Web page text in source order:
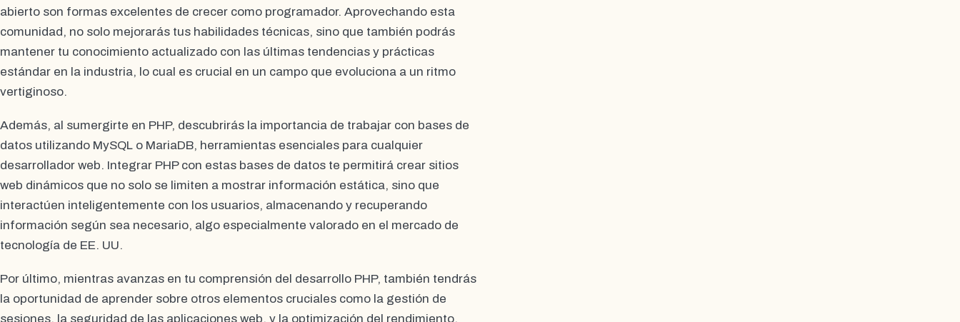
abierto son formas excelentes de crecer como programador. Aprovechando esta
comunidad, no solo mejorarás tus habilidades técnicas, sino que también podrás
mantener tu conocimiento actualizado con las últimas tendencias y prácticas
estándar en la industria, lo cual es crucial en un campo que evoluciona a un ritmo
vertiginoso.
Además, al sumergirte en PHP, descubrirás la importancia de trabajar con bases de
datos utilizando MySQL o MariaDB, herramientas esenciales para cualquier
desarrollador web. Integrar PHP con estas bases de datos te permitirá crear sitios
web dinámicos que no solo se limiten a mostrar información estática, sino que
interactúen inteligentemente con los usuarios, almacenando y recuperando
información según sea necesario, algo especialmente valorado en el mercado de
tecnología de EE. UU.
Por último, mientras avanzas en tu comprensión del desarrollo PHP, también tendrás
la oportunidad de aprender sobre otros elementos cruciales como la gestión de
sesiones, la seguridad de las aplicaciones web, y la optimización del rendimiento.